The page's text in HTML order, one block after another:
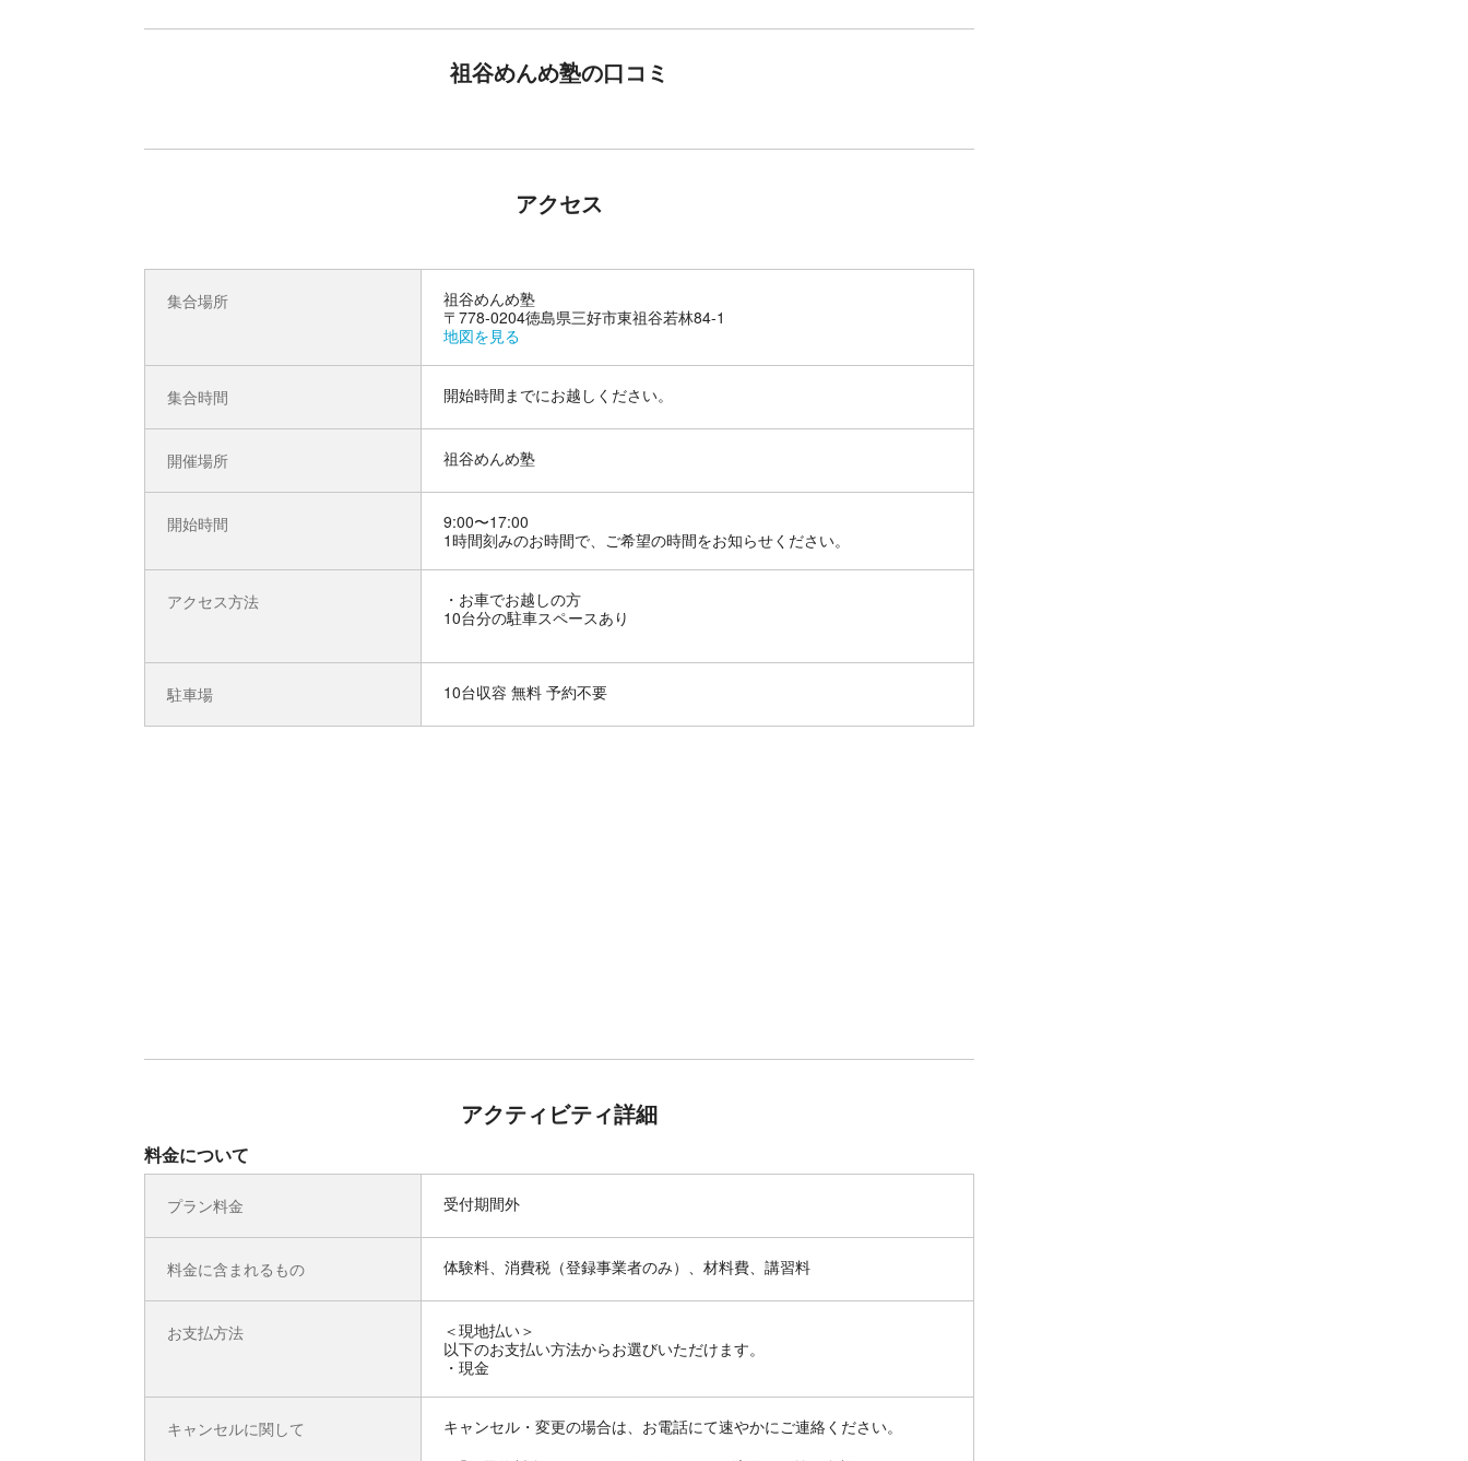
祖谷めんめ塾の口コミ
アクセス
集合場所
祖谷めんめ塾
〒778-0204徳島県三好市東祖谷若林84-1
地図を見る
集合時間 開始時間までにお越しください。
開催場所 祖谷めんめ塾
開始時間
9:00〜17:00
1時間刻みのお時間で、ご希望の時間をお知らせください。
アクセス方法
お車でお越しの方
10台分の駐車スペースあり
駐車場 10台収容 無料 予約不要
アクティビティ詳細
料金について
プラン料金 受付期間外
料金に含まれるもの 体験料、消費税（登録事業者のみ）、材料費、講習料
お支払方法
＜現地払い＞
以下のお支払い方法からお選びいただけます。
・現金
キャンセルに関して
キャンセル・変更の場合は、お電話にて速やかにご連絡ください。